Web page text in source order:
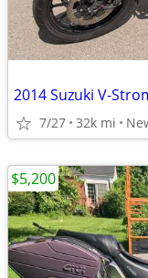
2014 Suzuki V-
7/27 32k mi
$5,200